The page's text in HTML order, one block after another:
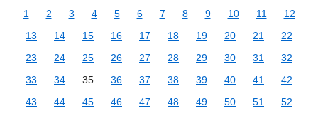
1 2 3 4 5 6 7 8 9 10 11
12
13
14 15 16 17 18 19 20 21
22
23
24 25 26 27 28 29 30 31
32
33
34 35 36 37 38 39 40 41
42
43
44 45 46 47 48 49 50 51
52